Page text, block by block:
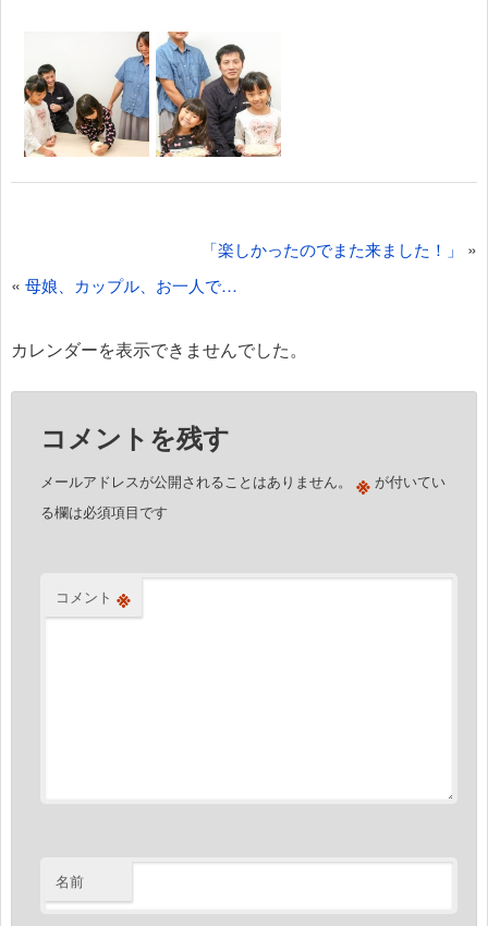
稿
ビ
「楽しかったのでまた来ました！」
»
« 母娘、カップル、お一人で…
カレンダーを表示できませんでした。
コメントを残す
メールアドレスが公開されることはありません。 ※が付いてい
る欄は必須項目です
コメント ※
名前